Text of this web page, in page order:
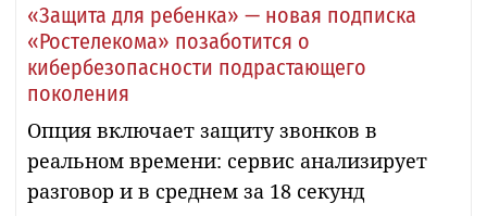
«Защита для ребенка» — новая подписка
«Ростелекома» позаботится о
кибербезопасности подрастающего
поколения
Опция включает защиту звонков в
реальном времени: сервис анализирует
разговор и в среднем за 18 секунд